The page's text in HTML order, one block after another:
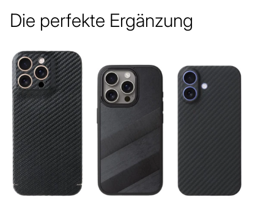
Die perfekte Ergänzung